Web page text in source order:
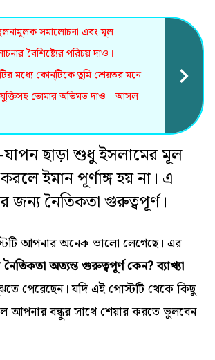
সমালোচনা এবং মূল
বৈশিষ্ট্যের পরিচয় দাও।
মধ্যে কোন্‌টিকে তুমি শ্রেয়তর মনে
তোমার অভিমত দাও - আসল
ছাড়া শুধু ইসলামের মূল
ইমান পূর্ণাঙ্গ হয় না। এ
জন্য নৈতিকতা গুরুত্বপূর্ণ।
আপনার অনেক ভালো লেগেছে। এর
অত্যন্ত গুরুত্বপূর্ণ কেন? ব্যাখ্যা
পেরেছেন। যদি এই পোস্টটি থেকে কিছু
আপনার বন্ধুর সাথে শেয়ার করতে ভুলবেন